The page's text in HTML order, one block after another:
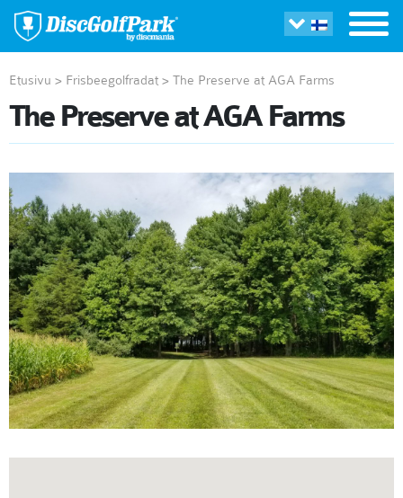
Etusivu > Frisbeegolfradat > The Preserve at AGA Farms
The Preserve at AGA Farms